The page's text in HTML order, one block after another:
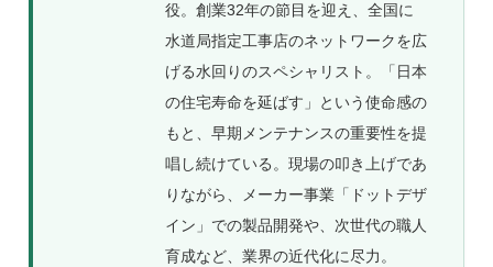
役。創業32年の節目を迎え、全国に
水道局指定工事店のネットワークを広
げる水回りのスペシャリスト。「日本
の住宅寿命を延ばす」という使命感の
もと、早期メンテナンスの重要性を提
唱し続けている。現場の叩き上げであ
りながら、メーカー事業「ドットデザ
イン」での製品開発や、次世代の職人
育成など、業界の近代化に尽力。